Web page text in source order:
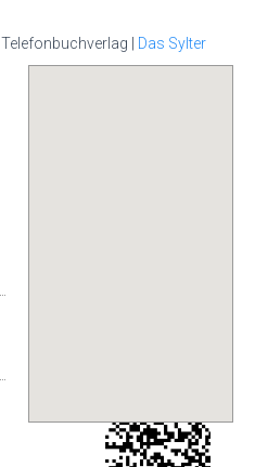
Telefonbuchverlag | Das Sylter